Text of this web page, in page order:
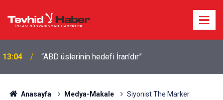
12:50 CIA bu ülkede gizli bir görev gücü kurdu
Anasayfa Medya-Makale
Siyonist The Marker